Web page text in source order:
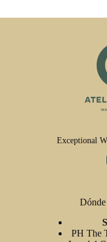
Exceptional
PH The